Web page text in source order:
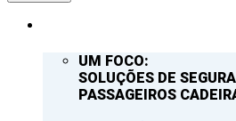
UM FOCO:
SOLUÇÕES DE
PASSAGEIROS